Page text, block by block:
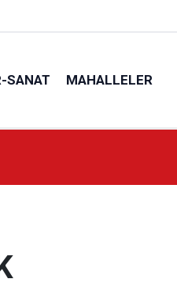
SANAT MAHALLELER